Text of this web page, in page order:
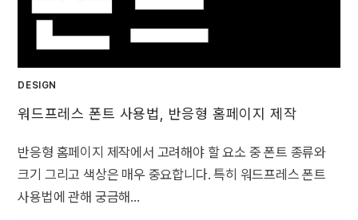
DESIGN
워드프레스 폰트 사용법, 반응형 홈페이지 제작
반응형 홈페이지 제작에서 고려해야 할 요소 중 폰트 종류와
크기 그리고 색상은 매우 중요합니다. 특히 워드프레스 폰트
사용법에 관해 궁금해…